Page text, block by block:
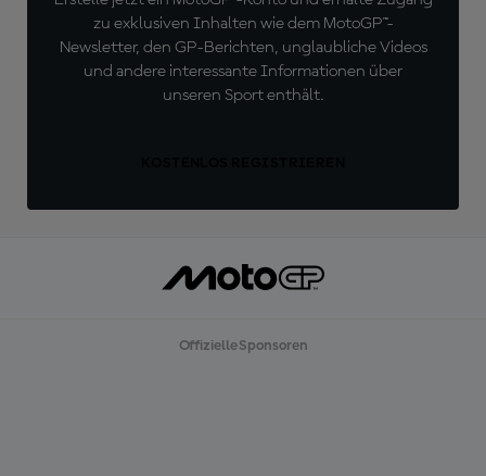
zu exklusiven Inhalten wie dem MotoGP™-
Newsletter, den GP-Berichten, unglaubliche Videos
und andere interessante Informationen über
unseren Sport enthält.
Offizielle Sponsoren